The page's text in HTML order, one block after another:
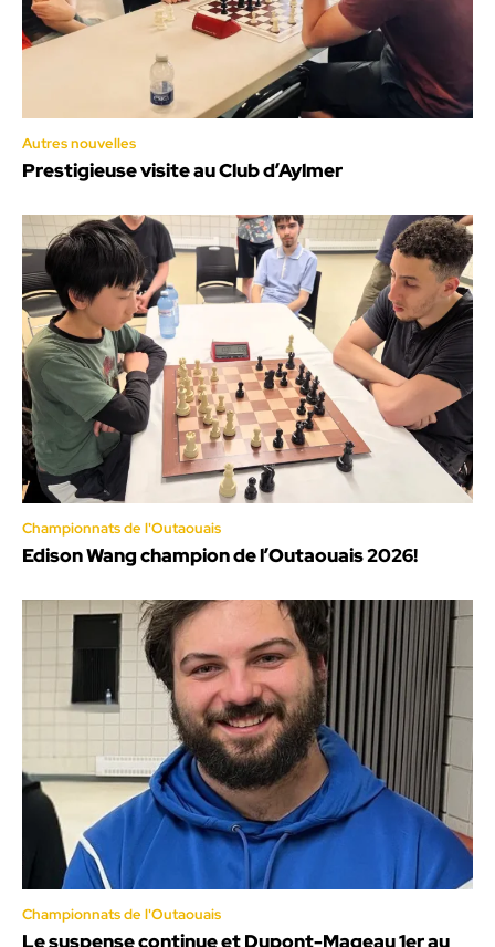
Autres nouvelles
Prestigieuse visite au Club d’Aylmer
Championnats de l'Outaouais
Edison Wang champion de l’Outaouais 2026!
Championnats de l'Outaouais
Le suspense continue et Dupont-Mageau 1er au